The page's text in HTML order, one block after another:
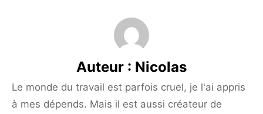
Auteur : Nicolas
Le monde du travail est parfois cruel, je l'ai appris
à mes dépends. Mais il est aussi créateur de